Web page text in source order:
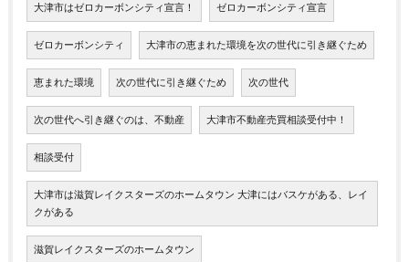
大津市はゼロカーボンシティ宣言！ ゼロカーボンシティ宣言
ゼロカーボンシティ 大津市の恵まれた環境を次の世代に引き継ぐため
恵まれた環境 次の世代に引き継ぐため 次の世代
次の世代へ引き継ぐのは、不動産 大津市不動産売買相談受付中！
相談受付
大津市は滋賀レイクスターズのホームタウン 大津にはバスケがある、レイ
クがある
滋賀レイクスターズのホームタウン